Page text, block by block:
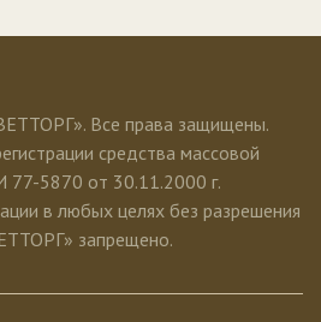
Все права защищены.
средства массовой
5870 от 30.11.2000 г.
в любых целях без разрешения
запрещено.